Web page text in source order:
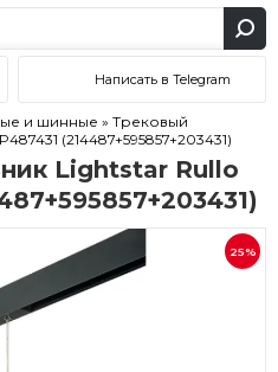
Написать в Telegram
и шинные » Трековый
(214487+595857+203431)
Lightstar Rullo
25%